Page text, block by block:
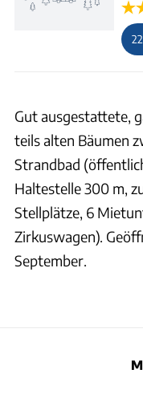
Gut ausgestattete,
teils alten Bäumen
Strandbad
Haltestelle 300 m,
Stellplätze, 6
Zirkuswagen).
September.